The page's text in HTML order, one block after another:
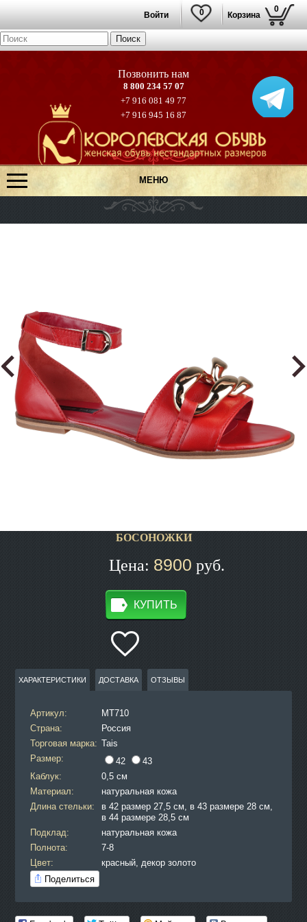
Корзина
0
0
Войти
8 800 234 57 07
+7 916 081 49 77
+7 916 945 16 87
МЕНЮ
БОСОНОЖКИ
Цена: 8900 руб.
КУПИТЬ
ХАРАКТЕРИСТИКИ ДОСТАВКА ОТЗЫВЫ
Артикул:
MT710
Страна:
Россия
Торговая марка: Tais
Размер:
42
43
Каблук:
0,5 см
Материал:
натуральная кожа
Длина стельки:
в 42 размер 27,5 см, в 43 размере 28 см,
в 44 размере 28,5 см
Подклад:
натуральная кожа
Полнота:
7-8
Цвет:
красный, декор золото
Поделиться